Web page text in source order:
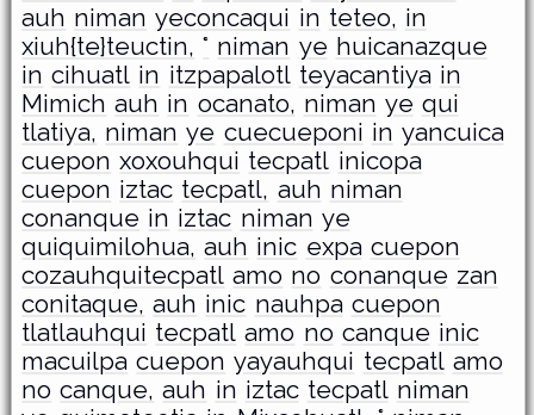
auh niman yeconcaqui in teteo, in
xiuh{te}teuctin, ° niman ye huicanazque
in cihuatl in itzpapalotl teyacantiya in
Mimich auh in ocanato, niman ye qui
tlatiya, niman ye cuecueponi in yancuica
cuepon xoxouhqui tecpatl inicopa
cuepon iztac tecpatl, auh niman
conanque in iztac niman ye
quiquimilohua, auh inic expa cuepon
cozauhquitecpatl amo no conanque zan
conitaque, auh inic nauhpa cuepon
tlatlauhqui tecpatl amo no canque inic
macuilpa cuepon yayauhqui tecpatl amo
no canque, auh in iztac tecpatl niman